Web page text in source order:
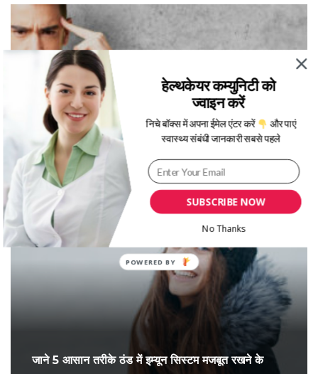
दिमागी सेहत को बेहतर बनाने के लिए रोजाना डाइट में शामिल
करे ये फूड्स
जाने 5 आसान तरीके ठंड में इम्यून सिस्टम मजबूत रखने के
SUBSCRIBE NOW
हेल्थकेयर कम्युनिटी को
ज्वाइन करें
निचे बॉक्स में अपना ईमेल एंटर करें
और पाएं
स्वास्थ्य संबंधी जानकारी सबसे पहले
No Thanks